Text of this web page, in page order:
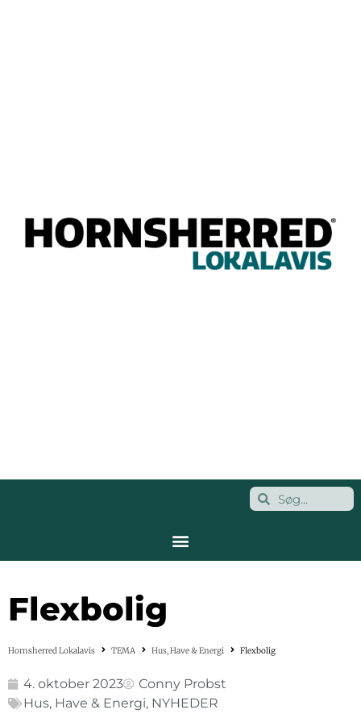
Flexbolig
Hornsherred Lokalavis TEMA Hus, Have & Energi Flexbolig
4. oktober 2023
Conny Probst
Hus, Have & Energi, NYHEDER